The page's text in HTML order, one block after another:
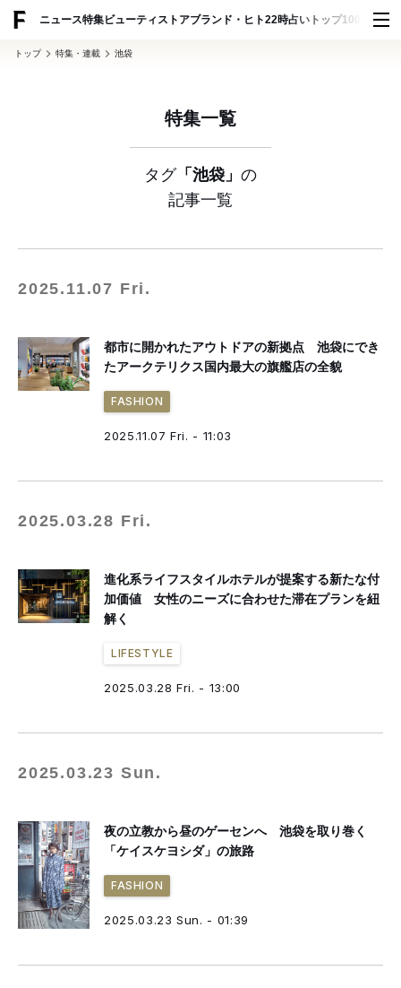
ニュース特集ビューティ ストアブランド・ヒト22時占い トップ100 スナッ
トップ 特集・連載 池袋
特集一覧
タグ「池袋」 の
記事一覧
2025.11.07 Fri.
都市に開かれたアウトドアの新拠点 池袋にでき
たアークテリクス国内最大の旗艦店の全貌
FASHION
2025.11.07 Fri. - 11:03
2025.03.28 Fri.
進化系ライフスタイルホテルが提案する新たな付
加価値 女性のニーズに合わせた滞在プランを紐
解く
LIFESTYLE
2025.03.28 Fri. - 13:00
2025.03.23 Sun.
夜の立教から昼のゲーセンへ 池袋を取り巻く
「ケイスケヨシダ」の旅路
FASHION
2025.03.23 Sun. - 01:39